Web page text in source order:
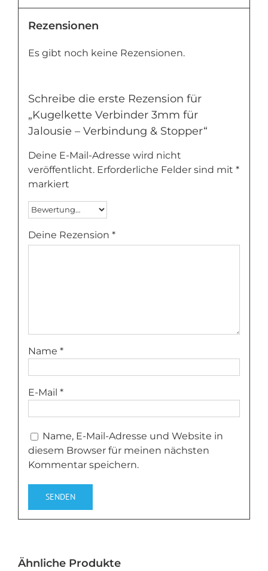
Rezensionen
Es gibt noch keine Rezensionen.
Schreibe die erste Rezension für
„Kugelkette Verbinder 3mm für
Jalousie – Verbindung & Stopper“
Deine E-Mail-Adresse wird nicht
veröffentlicht. Erforderliche Felder sind mit *
markiert
Deine Rezension *
Name *
E-Mail *
Name, E-Mail-Adresse und Website in
diesem Browser für meinen nächsten
Kommentar speichern.
Ähnliche Produkte